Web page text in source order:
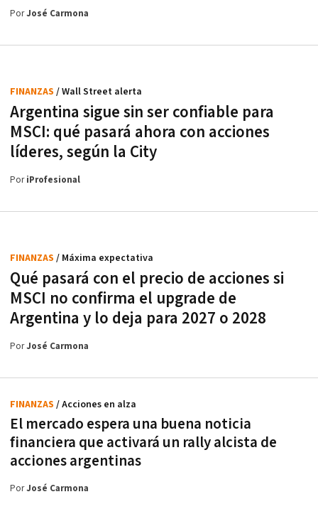
PorJosé Carmona
Argentina sigue sin ser confiable para
MSCI: qué pasará ahora con acciones
líderes, según la City
FINANZAS / Wall Street alerta
PoriProfesional
Qué pasará con el precio de acciones si
MSCI no confirma el upgrade de
Argentina y lo deja para 2027 o 2028
FINANZAS / Máxima expectativa
PorJosé Carmona
El mercado espera una buena noticia
financiera que activará un rally alcista de
acciones argentinas
FINANZAS / Acciones en alza
PorJosé Carmona